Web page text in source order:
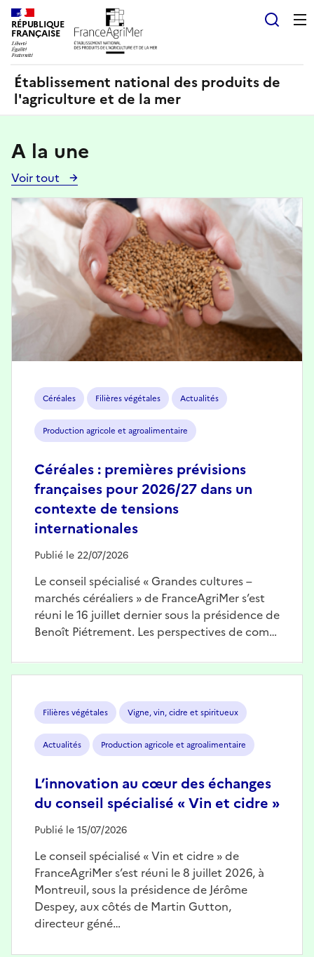
RÉPUBLIQUE
FRANÇAISE
Établissement national des produits de
l'agriculture et de la mer
A la une
Voir tout
Voir
toutes
les
actualités
Céréales Filières végétales Actualités
Production agricole et agroalimentaire
Céréales : premières prévisions
françaises pour 2026/27 dans un
contexte de tensions
internationales
Publié le 22/07/2026
Le conseil spécialisé « Grandes cultures –
marchés céréaliers » de FranceAgriMer s’est
réuni le 16 juillet dernier sous la présidence de
Benoît Piétrement. Les perspectives de com…
Image
Filières végétales Vigne, vin, cidre et spiritueux
Actualités Production agricole et agroalimentaire
L’innovation au cœur des échanges
du conseil spécialisé « Vin et cidre »
Publié le 15/07/2026
Le conseil spécialisé « Vin et cidre » de
FranceAgriMer s’est réuni le 8 juillet 2026, à
Montreuil, sous la présidence de Jérôme
Despey, aux côtés de Martin Gutton,
directeur géné…
Panneau de gestion des cookies